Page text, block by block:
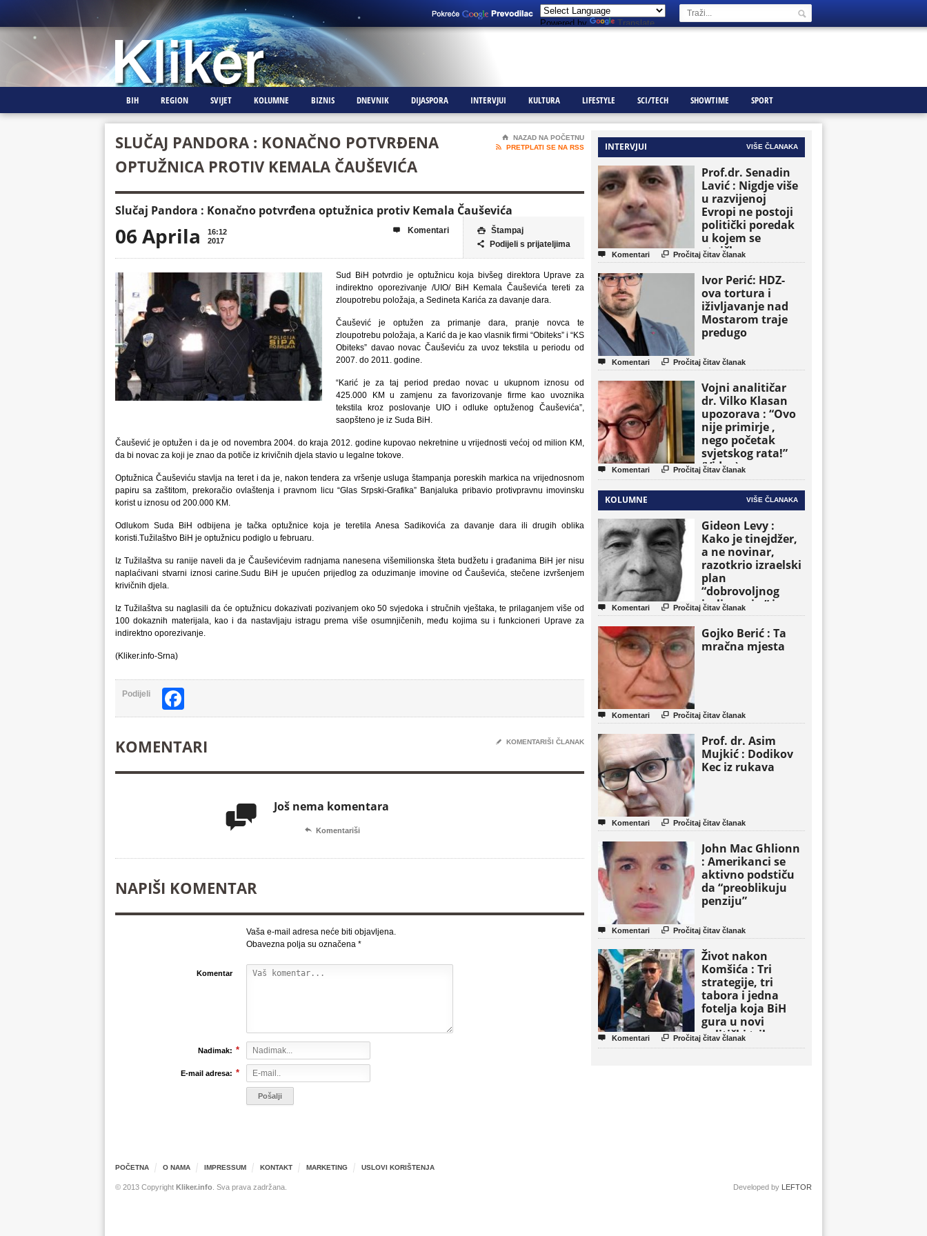
Powered by Translate
BIH REGION SVIJET KOLUMNE BIZNIS DNEVNIK DIJASPORA INTERVJUI KULTURA LIFESTYLE SCI/TECH SHOWTIME SPORT
SLUČAJ PANDORA : KONAČNO POTVRĐENA
OPTUŽNICA PROTIV KEMALA ČAUŠEVIĆA
⌂
NAZAD NA POČETNU

PRETPLATI SE NA RSS
Slučaj Pandora : Konačno potvrđena optužnica protiv Kemala Čauševića
06 Aprila
16:12
2017
 Štampaj
 Podijeli s prijateljima
 Komentari
Sud BiH potvrdio je optužnicu koja bivšeg direktora Uprave za
indirektno oporezivanje /UIO/ BiH Kemala Čauševića tereti za
zloupotrebu položaja, a Sedineta Karića za davanje dara.
Čaušević je optužen za primanje dara, pranje novca te
zloupotrebu položaja, a Karić da je kao vlasnik firmi “Obiteks” i “KS
Obiteks” davao novac Čauševiću za uvoz tekstila u periodu od
2007. do 2011. godine.
“Karić je za taj period predao novac u ukupnom iznosu od
425.000 KM u zamjenu za favorizovanje firme kao uvoznika
tekstila kroz poslovanje UIO i odluke optuženog Čauševića”,
saopšteno je iz Suda BiH.
Čaušević je optužen i da je od novembra 2004. do kraja 2012. godine kupovao nekretnine u vrijednosti većoj od milion KM,
da bi novac za koji je znao da potiče iz krivičnih djela stavio u legalne tokove.
Optužnica Čauševiću stavlja na teret i da je, nakon tendera za vršenje usluga štampanja poreskih markica na vrijednosnom
papiru sa zaštitom, prekoračio ovlaštenja i pravnom licu “Glas Srpski-Grafika” Banjaluka pribavio protivpravnu imovinsku
korist u iznosu od 200.000 KM.
Odlukom Suda BiH odbijena je tačka optužnice koja je teretila Anesa Sadikovića za davanje dara ili drugih oblika
koristi.Tužilaštvo BiH je optužnicu podiglo u februaru.
Iz Tužilaštva su ranije naveli da je Čauševićevim radnjama nanesena višemilionska šteta budžetu i građanima BiH jer nisu
naplaćivani stvarni iznosi carine.Sudu BiH je upućen prijedlog za oduzimanje imovine od Čauševića, stečene izvršenjem
krivičnih djela.
Iz Tužilaštva su naglasili da će optužnicu dokazivati pozivanjem oko 50 svjedoka i stručnih vještaka, te prilaganjem više od
100 dokaznih materijala, kao i da nastavljaju istragu prema više osumnjičenih, među kojima su i funkcioneri Uprave za
indirektno oporezivanje.
(Kliker.info-Srna)
Podijeli
KOMENTARI ✎ KOMENTARIŠI ČLANAK
 Još nema komentara
 Komentariši
NAPIŠI KOMENTAR
Vaša e-mail adresa neće biti objavljena.
Obavezna polja su označena *
Komentar
Nadimak: *
E-mail adresa: *
INTERVJUI VIŠE ČLANAKA
Prof.dr. Senadin
Lavić : Nigdje više
u razvijenoj
Evropi ne postoji
politički poredak
u kojem se
etničke grupe
pojavljuju kao
osnovne političke
jedinice
 Komentari  Pročitaj čitav članak
Ivor Perić: HDZ-
ova tortura i
iživljavanje nad
Mostarom traje
predugo
 Komentari  Pročitaj čitav članak
Vojni analitičar
dr. Vilko Klasan
upozorava : “Ovo
nije primirje ,
nego početak
svjetskog rata!”
(Video)
 Komentari  Pročitaj čitav članak
KOLUMNE VIŠE ČLANAKA
Gideon Levy :
Kako je tinejdžer,
a ne novinar,
razotkrio izraelski
plan
“dobrovoljnog
iseljavanja ” iz
Gaze
 Komentari  Pročitaj čitav članak
Gojko Berić : Ta
mračna mjesta
 Komentari  Pročitaj čitav članak
Prof. dr. Asim
Mujkić : Dodikov
Kec iz rukava
 Komentari  Pročitaj čitav članak
John Mac Ghlionn
: Amerikanci se
aktivno podstiču
da “preoblikuju
penziju”
 Komentari  Pročitaj čitav članak
Život nakon
Komšića : Tri
strategije, tri
tabora i jedna
fotelja koja BiH
gura u novi
politički triler
 Komentari  Pročitaj čitav članak
POČETNA O NAMA IMPRESSUM KONTAKT MARKETING USLOVI KORIŠTENJA
© 2013 Copyright Kliker.info . Sva prava zadržana. Developed by LEFTOR